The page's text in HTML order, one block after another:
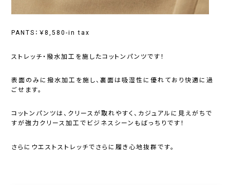
PANTS：￥8,580-in tax
ストレッチ・撥水加工を施したコットンパンツです！
表面のみに撥水加工を施し、裏面は吸湿性に優れており快適に過
ごせます。
コットンパンツは、クリースが取れやすく、カジュアルに見えがちで
すが強力クリース加工でビジネスシーンもばっちりです！
さらにウエストストレッチでさらに履き心地抜群です。